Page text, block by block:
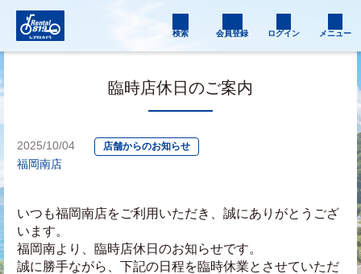
検索 会員登録 ログイン メニュー
臨時店休日のご案内
2025/10/04 店舗からのお知らせ
福岡南店
いつも福岡南店をご利用いただき、誠にありがとうござ
います。
福岡南より、臨時店休日のお知らせです。
誠に勝手ながら、下記の日程を臨時休業とさせていただ